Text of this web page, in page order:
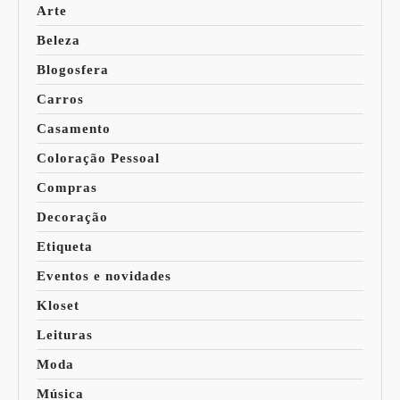
Arte
Beleza
Blogosfera
Carros
Casamento
Coloração Pessoal
Compras
Decoração
Etiqueta
Eventos e novidades
Kloset
Leituras
Moda
Música